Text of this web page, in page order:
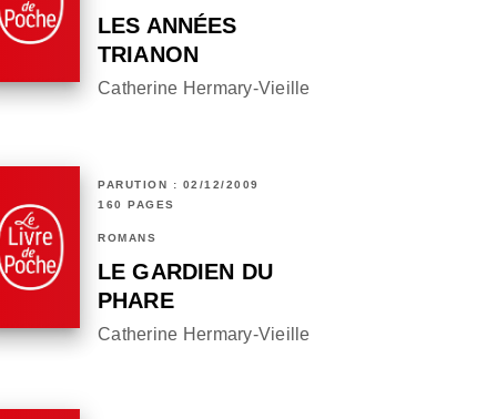
LES ANNÉES
TRIANON
Catherine Hermary-Vieille
PARUTION : 02/12/2009
160 PAGES
ROMANS
LE GARDIEN DU
PHARE
Catherine Hermary-Vieille